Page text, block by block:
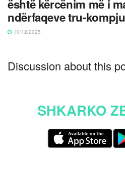
është kërcënim më i
ndërfaqeve tru-
10/12/2025
Discussion about this
SHKARKO